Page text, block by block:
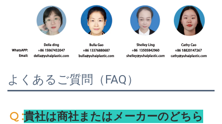
よくあるご質問（FAQ）
Q :貴社は商社またはメーカーのどちら